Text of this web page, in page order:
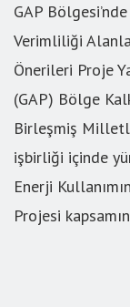
GAP
Verimliliği
Önerileri Proje
(GAP) Bölge
Birleşmiş
işbirliği içinde
Enerji
Projesi